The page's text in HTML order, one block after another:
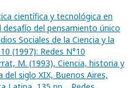
científica y tecnológica en
del pensamiento único
Sociales de la Ciencia y la
(1997): Redes N°10
M. (1993), Ciencia, historia y
del siglo XIX, Buenos Aires,